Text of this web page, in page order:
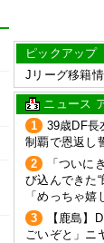
ピックアップ
Jリーグ移籍
ニュース
1
39歳DF長
制覇で恩返し
2
「ついに
び込んできた
「めっちゃ嬉
3
【鹿島】
ごいぞと」ニ